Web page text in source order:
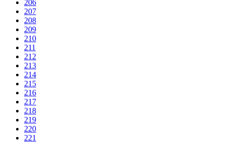
206
207
208
209
210
211
212
213
214
215
216
217
218
219
220
221